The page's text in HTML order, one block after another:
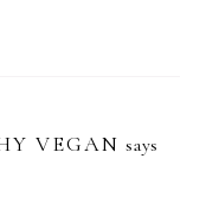
VEGAN says